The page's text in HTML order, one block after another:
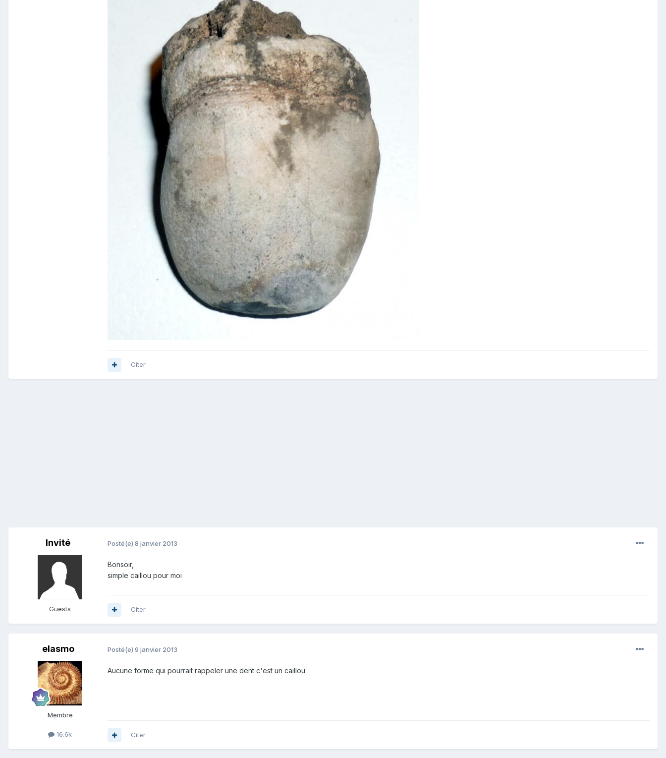
Citer
Invité
Guests
Posté(e) 8 janvier 2013
Bonsoir,
simple caillou pour moi
Citer
elasmo
Membre
16.6k
Posté(e) 9 janvier 2013
Aucune forme qui pourrait rappeler une dent c'est un caillou
Citer